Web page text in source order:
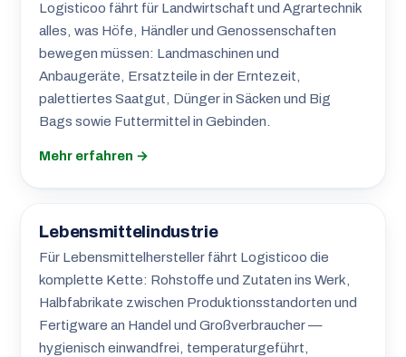
Logisticoo fährt für Landwirtschaft und Agrartechnik
alles, was Höfe, Händler und Genossenschaften
bewegen müssen: Landmaschinen und
Anbaugeräte, Ersatzteile in der Erntezeit,
palettiertes Saatgut, Dünger in Säcken und Big
Bags sowie Futtermittel in Gebinden.
Mehr erfahren →
Lebensmittelindustrie
Für Lebensmittelhersteller fährt Logisticoo die
komplette Kette: Rohstoffe und Zutaten ins Werk,
Halbfabrikate zwischen Produktionsstandorten und
Fertigware an Handel und Großverbraucher —
hygienisch einwandfrei, temperaturgeführt,